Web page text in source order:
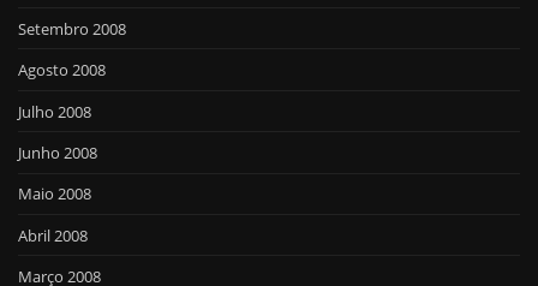
Setembro 2008
Agosto 2008
Julho 2008
Junho 2008
Maio 2008
Abril 2008
Março 2008